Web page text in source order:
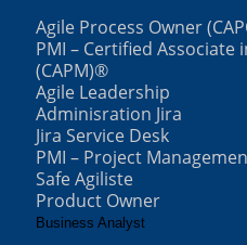
Agile Process Owner
PMI – Certified
(CAPM)®
Agile Leadership
Adminisration Jira
Jira Service Desk
PMI – Project
Safe Agiliste
Product Owner
Business Analyst